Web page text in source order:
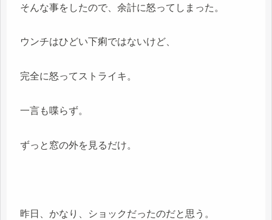
そんな事をしたので、余計に怒ってしまった。
ウンチはひどい下痢ではないけど、
完全に怒ってストライキ。
一言も喋らず。
ずっと窓の外を見るだけ。
昨日、かなり、ショックだったのだと思う。